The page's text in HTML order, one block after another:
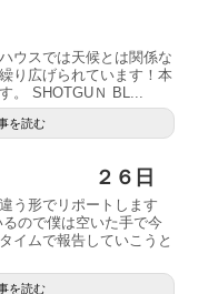
ウスでは天候とは関係な
り広げられています！本
。 SHOTGUＮ BL...
を読む
２６日
う形でリポートします
ので僕は空いた手で今
イムで報告していこうと
を読む